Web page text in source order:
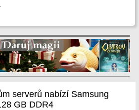
serverů nabízí Samsung
GB DDR4